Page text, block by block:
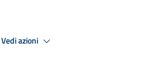
Vedi azioni